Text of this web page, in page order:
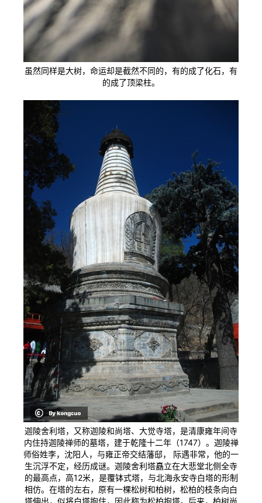
虽然同样是大树，命运却是截然不同的，有的成了化石，有
的成了顶梁柱。
迦陵舍利塔，又称迦陵和尚塔、大觉寺塔，是清康雍年间寺
内住持迦陵禅师的墓塔，建于乾隆十二年（1747）。迦陵禅
师俗姓李，沈阳人，与雍正帝交结藩邸， 际遇非常，他的一
生沉浮不定，经历成谜。迦陵舍利塔矗立在大悲堂北侧全寺
的最高点，高12米，是覆钵式塔，与北海永安寺白塔的形制
相仿。在塔的左右，原有一棵松树和柏树，松柏的枝条向白